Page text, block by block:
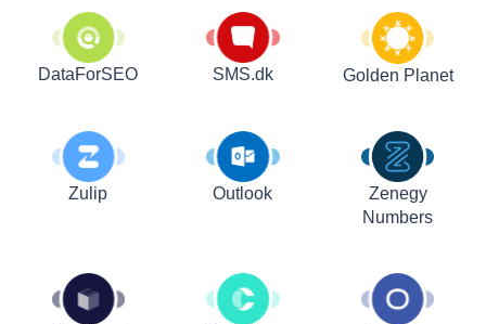
DataForSEO SMS.dk Golden Planet
Zulip Outlook
Zenegy
Numbers